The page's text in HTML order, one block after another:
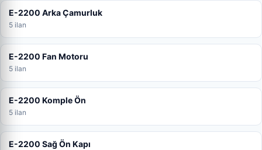
E-2200 Arka Çamurluk
5 ilan
E-2200 Fan Motoru
5 ilan
E-2200 Komple Ön
5 ilan
E-2200 Sağ Ön Kapı